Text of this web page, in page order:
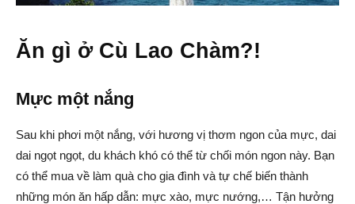
Ăn gì ở Cù Lao Chàm?!
Mực một nắng
Sau khi phơi một nắng, với hương vị thơm ngon của mực, dai
dai ngọt ngọt, du khách khó có thể từ chối món ngon này. Bạn
có thể mua về làm quà cho gia đình và tự chế biến thành
những món ăn hấp dẫn: mực xào, mực nướng,… Tận hưởng